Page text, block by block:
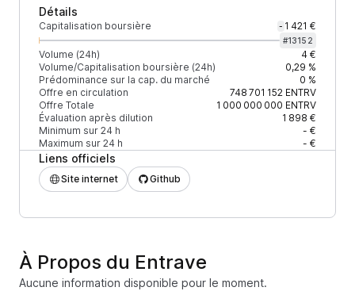
Détails
Capitalisation boursière - 1 421 €
#13152
Volume (24h)
4 €
Volume/Capitalisation boursière (24h)
0,29 %
Prédominance sur la cap. du marché
0 %
Offre en circulation
748 701 152ENTRV
Offre Totale
1 000 000 000 ENTRV
Évaluation après dilution
1 898 €
Minimum sur 24 h
- €
Maximum sur 24 h
- €
Liens officiels
Site internet Github
À Propos du Entrave
Aucune information disponible pour le moment.